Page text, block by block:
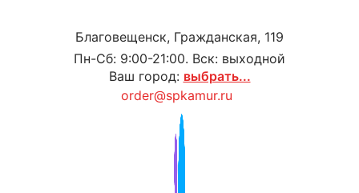
Благовещенск, Гражданская, 119
Пн-Сб: 9:00-21:00. Вск: выходной
Ваш город: выбрать...
order@spkamur.ru